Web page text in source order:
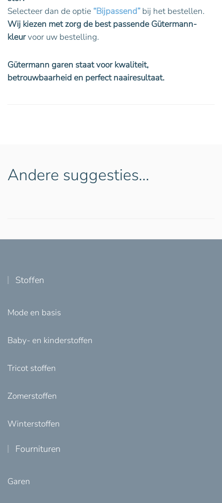
Selecteer dan de optie “Bijpassend” bij het bestellen.
Wij kiezen met zorg de best passende Gütermann-
kleurvoor uw bestelling.
Gütermann garen staat voor kwaliteit,
betrouwbaarheid en perfect naairesultaat.
Andere suggesties…
Stoffen
Mode en basis
Baby- en kinderstoffen
Tricot stoffen
Zomerstoffen
Winterstoffen
Fournituren
Garen